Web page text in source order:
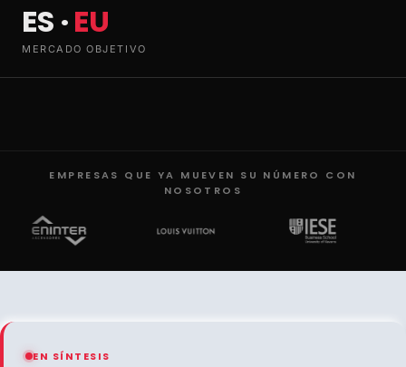
ES ·EU
MERCADO OBJETIVO
EMPRESAS QUE YA MUEVEN SU NÚMERO CON
NOSOTROS
EN SÍNTESIS